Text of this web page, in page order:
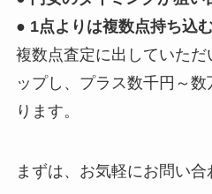
● 1点よりは複数点持ち込
複数点査定に出していた
ップし、プラス数千円～
ります。
まずは、お気軽にお問い合